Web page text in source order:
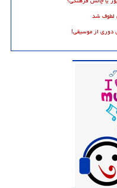
لطوف شد
دوری از موسیقی!